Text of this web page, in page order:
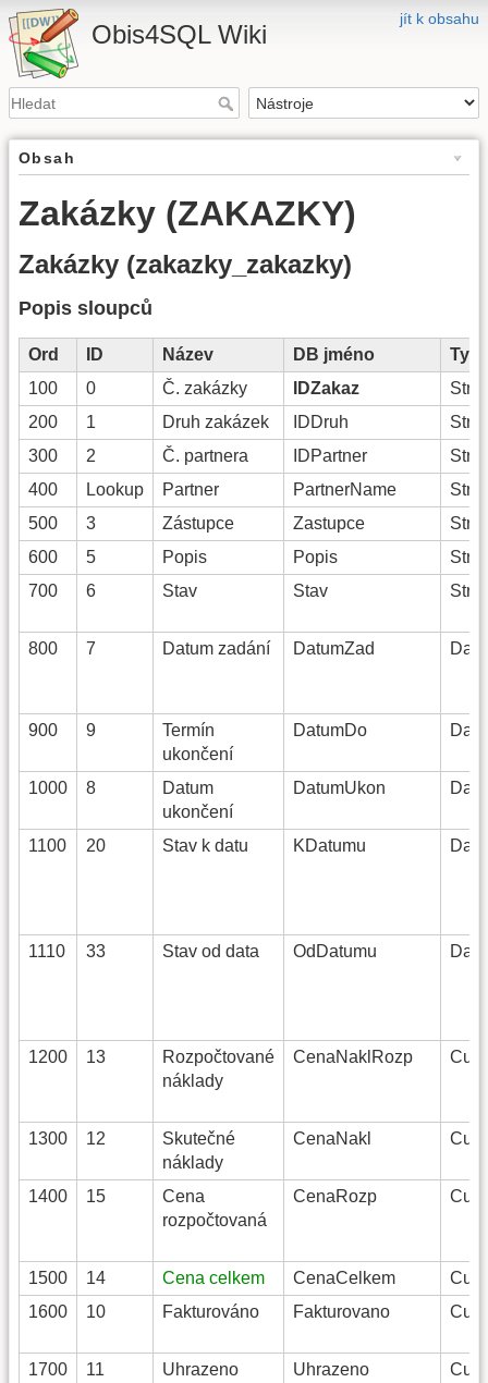
jít k obsahu
Obis4SQL Wiki
Obsah
Zakázky (ZAKAZKY)
Zakázky (zakazky_zakazky)
Popis sloupců
Ord ID Název DB jméno
Typ
100
0 Č. zakázky IDZakaz
200
1 Druh zakázek IDDruh
300
2 Č. partnera IDPartner
400
Lookup Partner PartnerName
500
3 Zástupce Zastupce
600
5 Popis Popis
700
6 Stav Stav
800 7 Datum zadání DatumZad
900 9
Termín
ukončení
DatumDo
1000 8
Datum
ukončení
DatumUkon
1100 20 Stav k datu KDatumu
1110 33 Stav od data OdDatumu
1200 13
Rozpočtované
náklady
CenaNaklRozp
1300 12
Skutečné
náklady
CenaNakl
1400 15
Cena
rozpočtovaná
CenaRozp
1500 14 Cena celkem CenaCelkem
1600
10 Fakturováno Fakturovano
1700 11 Uhrazeno Uhrazeno